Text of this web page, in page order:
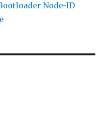
Node-ID